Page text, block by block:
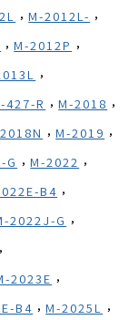
, M-2012L- ,
, M-2012P ,
,
427-R , M-2018 ,
, M-2019 ,
G , M-2022 ,
B4 ,
2022J-G ,
,
2023E ,
B4 , M-2025L ,